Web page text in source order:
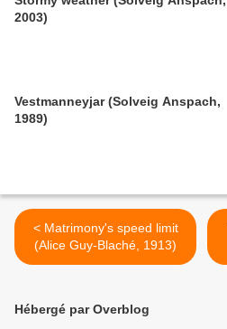
2003)
Vestmanneyjar (Solveig Anspach,
1989)
< Matrimony's speed limit
(Alice Guy-Blaché, 1913)
Hébergé par Overblog